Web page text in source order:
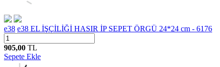
e38 e38 EL İŞÇİLİĞİ HASIR İP SEPET ÖRGÜ 24*24 cm - 6176
905,00 TL
Sepete Ekle